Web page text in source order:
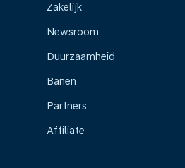
Zakelijk
Newsroom
Duurzaamheid
Banen
Partners
Affiliate